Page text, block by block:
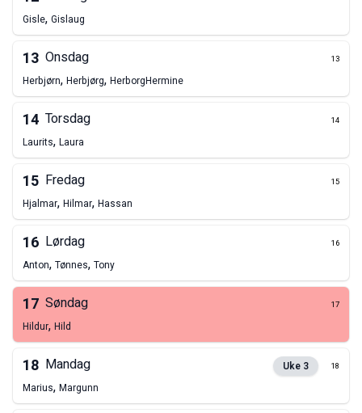
Gisle, Gislaug
13 Onsdag 13
Herbjørn, Herbjørg, HerborgHermine
14 Torsdag 14
Laurits, Laura
15 Fredag 15
Hjalmar, Hilmar, Hassan
16 Lørdag 16
Anton, Tønnes, Tony
17 Søndag 17
Hildur, Hild
18 Mandag Uke 3 18
Marius, Margunn